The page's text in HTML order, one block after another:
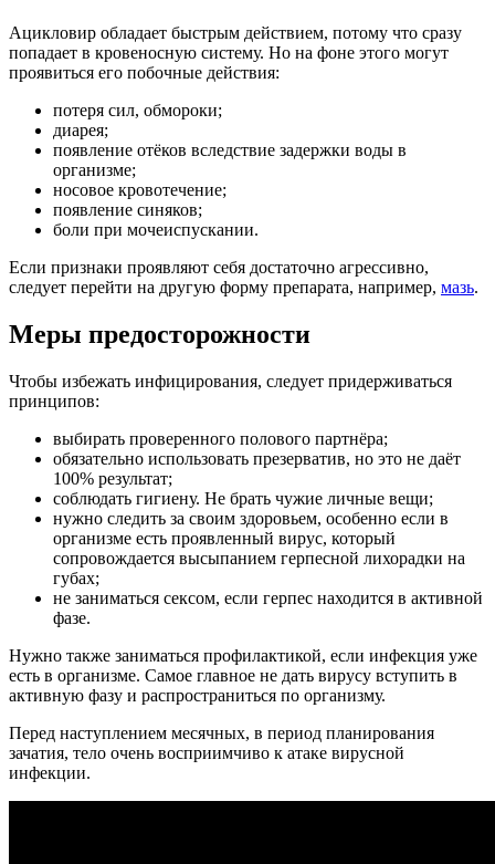
Ацикловир обладает быстрым действием, потому что сразу
попадает в кровеносную систему. Но на фоне этого могут
проявиться его побочные действия:
потеря сил, обмороки;
диарея;
появление отёков вследствие задержки воды в
организме;
носовое кровотечение;
появление синяков;
боли при мочеиспускании.
Если признаки проявляют себя достаточно агрессивно,
следует перейти на другую форму препарата, например, мазь.
Меры предосторожности
Чтобы избежать инфицирования, следует придерживаться
принципов:
выбирать проверенного полового партнёра;
обязательно использовать презерватив, но это не даёт
100% результат;
соблюдать гигиену. Не брать чужие личные вещи;
нужно следить за своим здоровьем, особенно если в
организме есть проявленный вирус, который
сопровождается высыпанием герпесной лихорадки на
губах;
не заниматься сексом, если герпес находится в активной
фазе.
Нужно также заниматься профилактикой, если инфекция уже
есть в организме. Самое главное не дать вирусу вступить в
активную фазу и распространиться по организму.
Перед наступлением месячных, в период планирования
зачатия, тело очень восприимчиво к атаке вирусной
инфекции.